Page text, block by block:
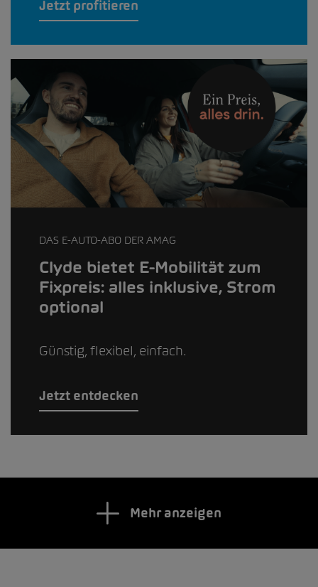
Jetzt profitieren
DAS E-AUTO-ABO DER AMAG
Clyde bietet E-Mobilität zum
Fixpreis: alles inklusive, Strom
optional
Günstig, flexibel, einfach.
Jetzt entdecken
Mehr anzeigen